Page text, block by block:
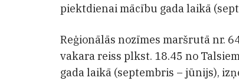
piektdienai mācību gada laikā
Reģionālās nozīmes maršrutā nr.
vakara reiss plkst. 18.45 no
gada laikā (septembris – jūnijs),